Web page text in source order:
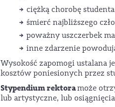
ciężką chorobę
śmierć najbliższego
poważny uszczerbek
inne zdarzenie
Wysokość zapomogi ustalana
kosztów poniesionych przez
Stypendium rektoramoże
lub artystyczne, lub